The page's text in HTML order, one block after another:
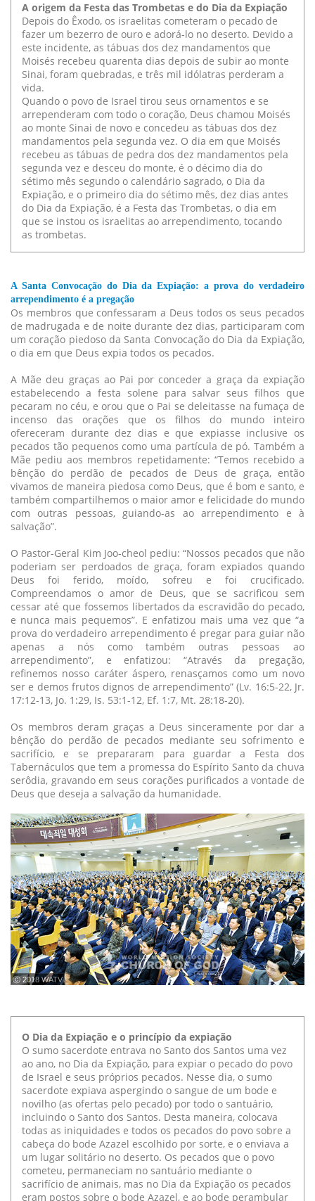
A origem da Festa das Trombetas e do Dia da Expiação
Depois do Êxodo, os israelitas cometeram o pecado de
fazer um bezerro de ouro e adorá-lo no deserto. Devido a
este incidente, as tábuas dos dez mandamentos que
Moisés recebeu quarenta dias depois de subir ao monte
Sinai, foram quebradas, e três mil idólatras perderam a
vida.
Quando o povo de Israel tirou seus ornamentos e se
arrependeram com todo o coração, Deus chamou Moisés
ao monte Sinai de novo e concedeu as tábuas dos dez
mandamentos pela segunda vez. O dia em que Moisés
recebeu as tábuas de pedra dos dez mandamentos pela
segunda vez e desceu do monte, é o décimo dia do
sétimo mês segundo o calendário sagrado, o Dia da
Expiação, e o primeiro dia do sétimo mês, dez dias antes
do Dia da Expiação, é a Festa das Trombetas, o dia em
que se instou os israelitas ao arrependimento, tocando
as trombetas.
A Santa Convocação do Dia da Expiação: a prova do verdadeiro
arrependimento é a pregação
Os membros que confessaram a Deus todos os seus pecados
de madrugada e de noite durante dez dias, participaram com
um coração piedoso da Santa Convocação do Dia da Expiação,
o dia em que Deus expia todos os pecados.
A Mãe deu graças ao Pai por conceder a graça da expiação
estabelecendo a festa solene para salvar seus filhos que
pecaram no céu, e orou que o Pai se deleitasse na fumaça de
incenso das orações que os filhos do mundo inteiro
ofereceram durante dez dias e que expiasse inclusive os
pecados tão pequenos como uma partícula de pó. Também a
Mãe pediu aos membros repetidamente: “Temos recebido a
bênção do perdão de pecados de Deus de graça, então
vivamos de maneira piedosa como Deus, que é bom e santo, e
também compartilhemos o maior amor e felicidade do mundo
com outras pessoas, guiando-as ao arrependimento e à
salvação”.
O Pastor-Geral Kim Joo-cheol pediu: “Nossos pecados que não
poderiam ser perdoados de graça, foram expiados quando
Deus foi ferido, moído, sofreu e foi crucificado.
Compreendamos o amor de Deus, que se sacrificou sem
cessar até que fossemos libertados da escravidão do pecado,
e nunca mais pequemos”. E enfatizou mais uma vez que “a
prova do verdadeiro arrependimento é pregar para guiar não
apenas a nós como também outras pessoas ao
arrependimento”, e enfatizou: “Através da pregação,
refinemos nosso caráter áspero, renasçamos como um novo
ser e demos frutos dignos de arrependimento” (Lv. 16:5-22, Jr.
17:12-13, Jo. 1:29, Is. 53:1-12, Ef. 1:7, Mt. 28:18-20).
Os membros deram graças a Deus sinceramente por dar a
bênção do perdão de pecados mediante seu sofrimento e
sacrifício, e se prepararam para guardar a Festa dos
Tabernáculos que tem a promessa do Espírito Santo da chuva
serôdia, gravando em seus corações purificados a vontade de
Deus que deseja a salvação da humanidade.
ⓒ 2018 WATV
O Dia da Expiação e o princípio da expiação
O sumo sacerdote entrava no Santo dos Santos uma vez
ao ano, no Dia da Expiação, para expiar o pecado do povo
de Israel e seus próprios pecados. Nesse dia, o sumo
sacerdote expiava aspergindo o sangue de um bode e
novilho (as ofertas pelo pecado) por todo o santuário,
incluindo o Santo dos Santos. Desta maneira, colocava
todas as iniquidades e todos os pecados do povo sobre a
cabeça do bode Azazel escolhido por sorte, e o enviava a
um lugar solitário no deserto. Os pecados que o povo
cometeu, permaneciam no santuário mediante o
sacrifício de animais, mas no Dia da Expiação os pecados
eram postos sobre o bode Azazel, e ao bode perambular